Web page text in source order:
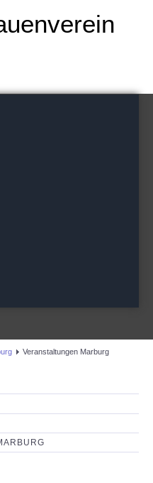
Veranstaltungen Marburg